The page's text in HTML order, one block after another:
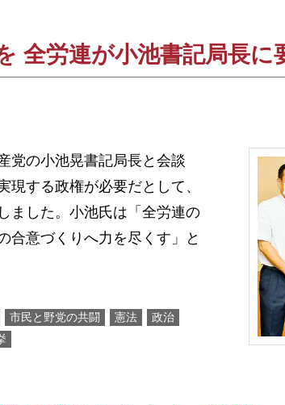
全労連が小池書記局長に
党の小池晃書記局長と会談
現する政権が必要だとして、
ました。小池氏は「全労連の
合意づくりへ力を尽くす」と
市民と野党の共闘 憲法
政治